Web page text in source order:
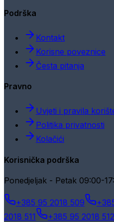
Podrška
Kontakt
Korisne poveznice
Česta pitanja
Pravno
Uvjeti i pravila
Politika privatnosti
Kolačići
Korisnička podrška
Ponedjeljak - Petak 09:00-
+385 95 2018 509
2018 511
+385 95 2018 512